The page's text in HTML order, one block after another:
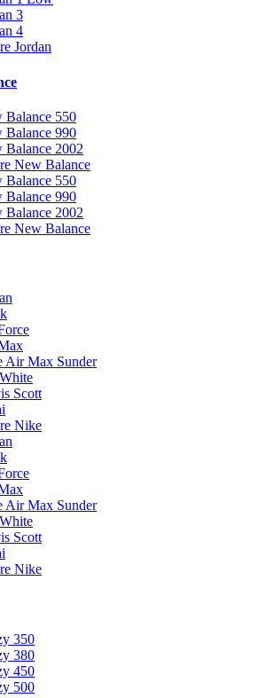
3
4
Jordan
Balance 550
Balance 990
Balance 2002
New Balance
Balance 550
Balance 990
Balance 2002
New Balance
Air Max Sunder
Scott
Nike
Air Max Sunder
Scott
Nike
350
380
450
500